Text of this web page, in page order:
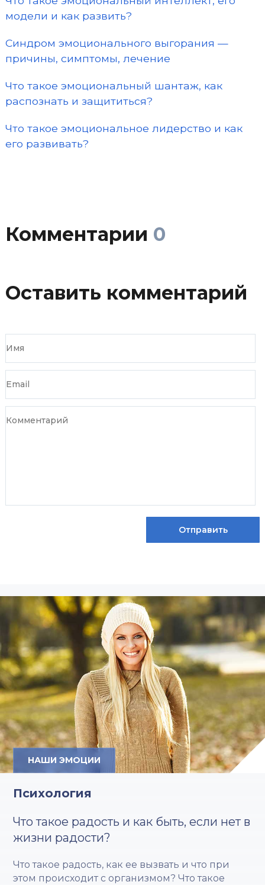
модели и как развить?
Синдром эмоционального выгорания —
причины, симптомы, лечение
Что такое эмоциональный шантаж, как
распознать и защититься?
Что такое эмоциональное лидерство и как
его развивать?
Комментарии 0
Оставить комментарий
НАШИ ЭМОЦИИ
Психология
Что такое радость и как быть, если нет в
жизни радости?
Что такое радость, как ее вызвать и что при
этом происходит с организмом? Что такое